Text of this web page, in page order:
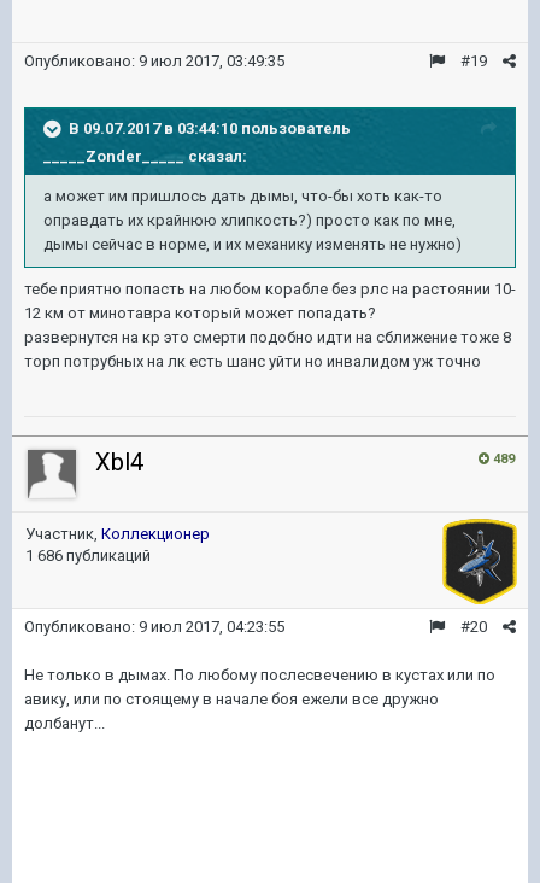
#19
Опубликовано: 9 июл 2017, 03:49:35
В 09.07.2017 в 03:44:10 пользователь
_____Zonder_____ сказал:
а может им пришлось дать дымы, что-бы хоть как-то
оправдать их крайнюю хлипкость?) просто как по мне,
дымы сейчас в норме, и их механику изменять не нужно)
тебе приятно попасть на любом корабле без рлс на растоянии 10-
12 км от минотавра который может попадать?
развернутся на кр это смерти подобно идти на сближение тоже 8
торп потрубных на лк есть шанс уйти но инвалидом уж точно
489
Xbl4
Участник, Коллекционер
1 686 публикаций
#20
Опубликовано: 9 июл 2017, 04:23:55
Не только в дымах. По любому послесвечению в кустах или по
авику, или по стоящему в начале боя ежели все дружно
долбанут...